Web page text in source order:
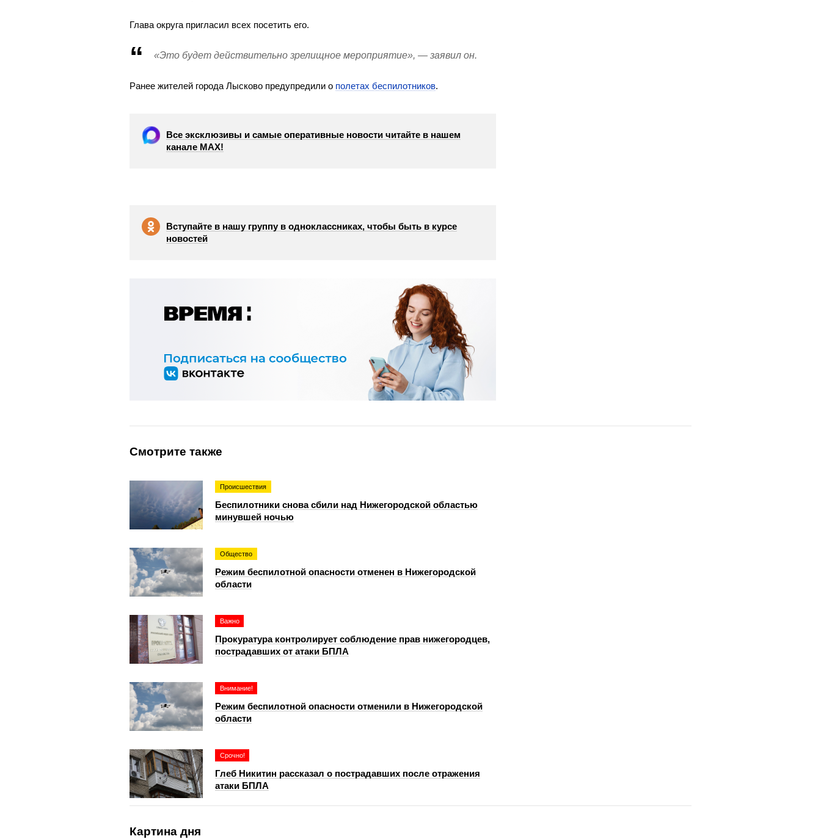
Глава округа пригласил всех посетить его.
«Это будет действительно зрелищное мероприятие», — заявил он.
Ранее жителей города Лысково предупредили о полетах беспилотников.
Все эксклюзивы и самые оперативные новости читайте в нашем
канале МАХ!
Вступайте в нашу группу в одноклассниках, чтобы быть в курсе
новостей
Смотрите также
Происшествия
Беспилотники снова сбили над Нижегородской областью
минувшей ночью
Общество
Режим беспилотной опасности отменен в Нижегородской
области
Важно
Прокуратура контролирует соблюдение прав нижегородцев,
пострадавших от атаки БПЛА
Внимание!
Режим беспилотной опасности отменили в Нижегородской
области
Срочно!
Глеб Никитин рассказал о пострадавших после отражения
атаки БПЛА
Картина дня